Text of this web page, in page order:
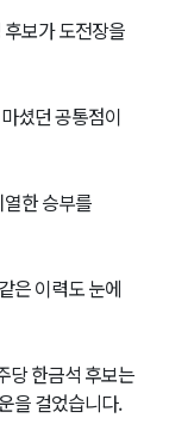
보가 도전장을
셨던 공통점이
한 승부를
은 이력도 눈에
당 한금석 후보는
을 걸었습니다.